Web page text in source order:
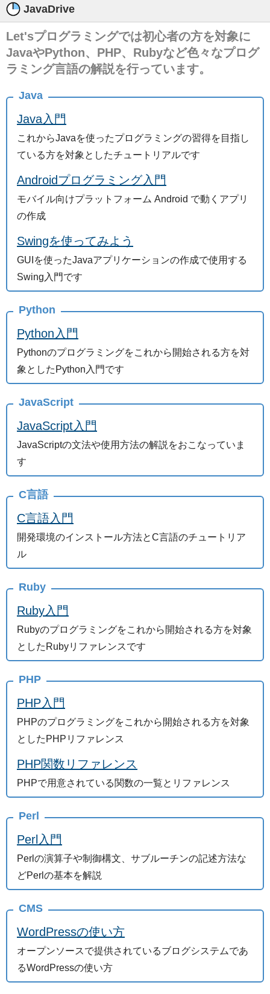
JavaDrive
Let'sプログラミングでは初心者の方を対象に
JavaやPython、PHP、Rubyなど色々なプログ
ラミング言語の解説を行っています。
Java
Java入門
これからJavaを使ったプログラミングの習得を目指し
ている方を対象としたチュートリアルです
Androidプログラミング入門
モバイル向けプラットフォーム Android で動くアプリ
の作成
Swingを使ってみよう
GUIを使ったJavaアプリケーションの作成で使用する
Swing入門です
Python
Python入門
Pythonのプログラミングをこれから開始される方を対
象としたPython入門です
JavaScript
JavaScript入門
JavaScriptの文法や使用方法の解説をおこなっていま
す
C言語
C言語入門
開発環境のインストール方法とC言語のチュートリア
ル
Ruby
Ruby入門
Rubyのプログラミングをこれから開始される方を対象
としたRubyリファレンスです
PHP
PHP入門
PHPのプログラミングをこれから開始される方を対象
としたPHPリファレンス
PHP関数リファレンス
PHPで用意されている関数の一覧とリファレンス
Perl
Perl入門
Perlの演算子や制御構文、サブルーチンの記述方法な
どPerlの基本を解説
CMS
WordPressの使い方
オープンソースで提供されているブログシステムであ
るWordPressの使い方